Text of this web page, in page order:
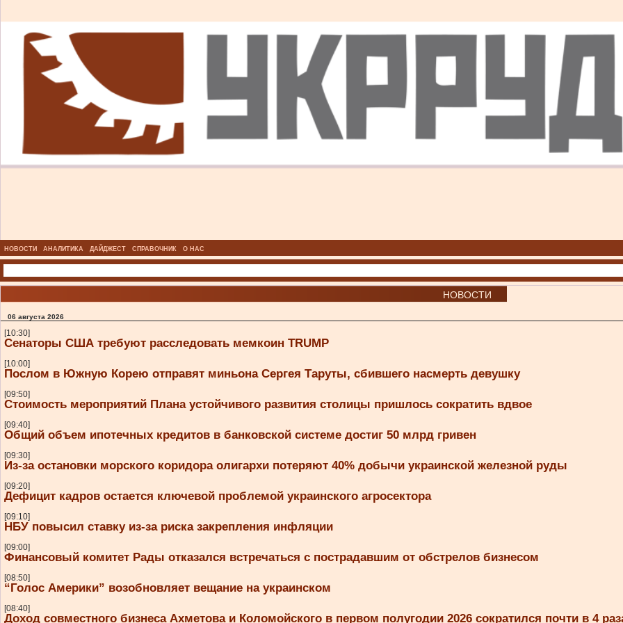
НОВОСТИ АНАЛИТИКА ДАЙДЖЕСТ СПРАВОЧНИК О НАС
НОВОСТИ
06 августа 2026
[10:30]
Сенаторы США требуют расследовать мемкоин TRUMP
[10:00]
Послом в Южную Корею отправят миньона Сергея Таруты, сбившего насмерть девушку
[09:50]
Стоимость мероприятий Плана устойчивого развития столицы пришлось сократить вдвое
[09:40]
Общий объем ипотечных кредитов в банковской системе достиг 50 млрд гривен
[09:30]
Из-за остановки морского коридора олигархи потеряют 40% добычи украинской железной руды
[09:20]
Дефицит кадров остается ключевой проблемой украинского агросектора
[09:10]
НБУ повысил ставку из-за риска закрепления инфляции
[09:00]
Финансовый комитет Рады отказался встречаться с пострадавшим от обстрелов бизнесом
[08:50]
“Голос Америки” возобновляет вещание на украинском
[08:40]
Доход совместного бизнеса Ахметова и Коломойского в первом полугодии 2026 сократился почти в 4